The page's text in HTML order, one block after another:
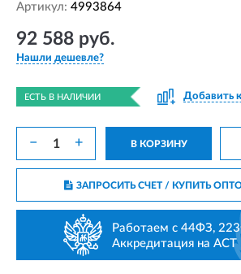
Артикул: 4993864
92 588 руб.
Нашли дешевле?
ЕСТЬ В НАЛИЧИИ Добавить
− + В КОРЗИНУ
ЗАПРОСИТЬ СЧЕТ / КУПИТЬ
Работаем с 44ФЗ,
Аккредитация на АСТ